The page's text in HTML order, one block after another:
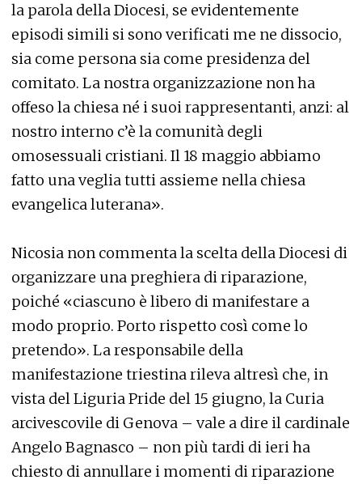
la parola della Diocesi, se evidentemente
episodi simili si sono verificati me ne dissocio,
sia come persona sia come presidenza del
comitato. La nostra organizzazione non ha
offeso la chiesa né i suoi rappresentanti, anzi: al
nostro interno c’è la comunità degli
omosessuali cristiani. Il 18 maggio abbiamo
fatto una veglia tutti assieme nella chiesa
evangelica luterana».
Nicosia non commenta la scelta della Diocesi di
organizzare una preghiera di riparazione,
poiché «ciascuno è libero di manifestare a
modo proprio. Porto rispetto così come lo
pretendo». La responsabile della
manifestazione triestina rileva altresì che, in
vista del Liguria Pride del 15 giugno, la Curia
arcivescovile di Genova – vale a dire il cardinale
Angelo Bagnasco – non più tardi di ieri ha
chiesto di annullare i momenti di riparazione